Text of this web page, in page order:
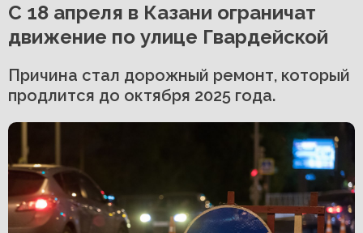
С 18 апреля в Казани ограничат
движение по улице Гвардейской
Причина стал дорожный ремонт, который
продлится до октября 2025 года.